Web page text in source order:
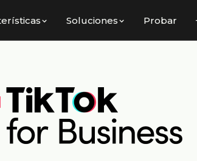
Soluciones Probar